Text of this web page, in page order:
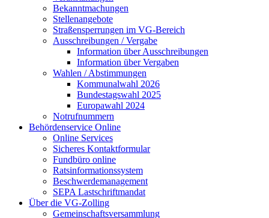
Bekanntmachungen
Stellenangebote
Straßensperrungen im VG-Bereich
Ausschreibungen / Vergabe
Information über Ausschreibungen
Information über Vergaben
Wahlen / Abstimmungen
Kommunalwahl 2026
Bundestagswahl 2025
Europawahl 2024
Notrufnummern
Behördenservice Online
Online Services
Sicheres Kontaktformular
Fundbüro online
Ratsinformationssystem
Beschwerdemanagement
SEPA Lastschriftmandat
Über die VG-Zolling
Gemeinschaftsversammlung